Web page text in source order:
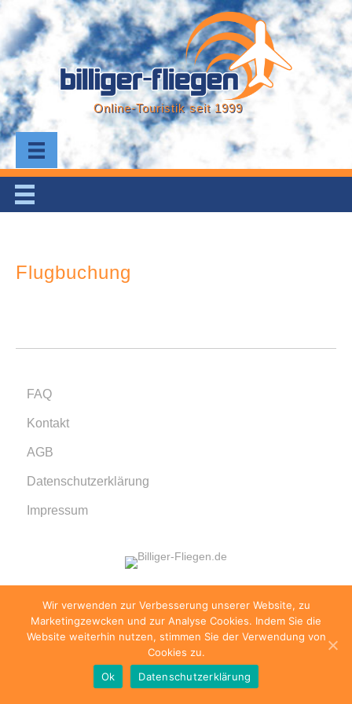
Online-Touristik seit 1999
Flugbuchung
FAQ
Kontakt
AGB
Datenschutzerklärung
Impressum
© 1999 - 2026 billiger-fliegen.de · Alle Rechte
vorbehalten.
Wir verwenden zur Verbesserung unserer Website, zu
Marketingzewcken und zur Analyse Cookies. Indem Sie die
Website weiterhin nutzen, stimmen Sie der Verwendung von
Cookies zu.
Ok
Datenschutzerklärung